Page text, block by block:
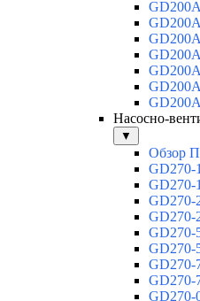
Насосно-
▼
Обзор
GD270-
GD270-
GD270-
GD270-
GD270-
GD270-
GD270-
GD270-
GD270-